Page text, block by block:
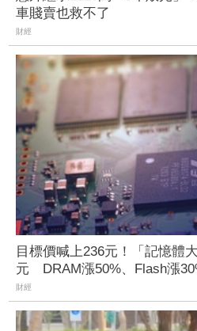
車賤賣也救不了
財經
目標價喊上236元！「記憶體
元 DRAM漲50%、Flash漲
財經